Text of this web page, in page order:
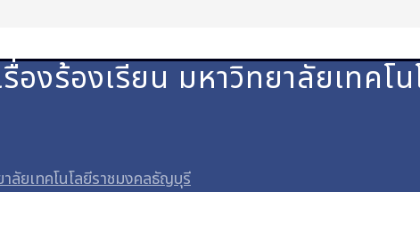
องร้องเรียน มหาวิทยาลัยเทค
ลัยเทคโนโลยีราชมงคลธัญบุรี